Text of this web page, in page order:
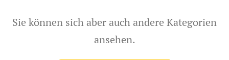
Sie können sich aber auch andere Kategorien
ansehen.